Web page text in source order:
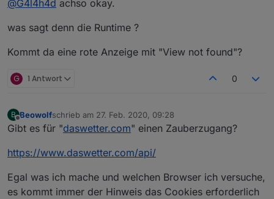
Navigationsmenü hinzufügen.
@G4l4h4d achso okay.
was sagt denn die Runtime ?
Kommt da eine rote Anzeige mit "View not found"?
G 1 Antwort 0
B
Offline
Beowolfschrieb am 27. Feb. 2020, 09:28
zuletzt editiert von
Gibt es für "daswetter.com" einen Zauberzugang?
https://www.daswetter.com/api/
Egal was ich mache und welchen Browser ich versuche,
es kommt immer der Hinweis das Cookies erforderlich